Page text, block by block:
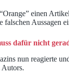
einen
Aussagen
dafür nicht
nun reagierte
Autors.